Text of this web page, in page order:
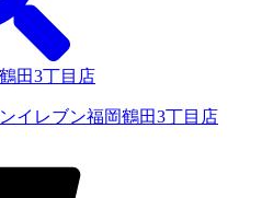
イレブン福岡鶴田3丁目店